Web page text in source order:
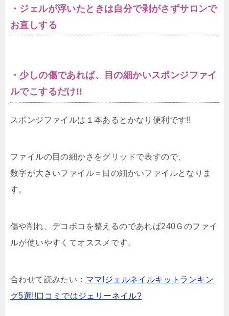
・ジェルが浮いたときは自分で剥がさずサロンで
お直しする
・少しの傷であれば、目の細かいスポンジファイ
ルでこするだけ!!
スポンジファイルは１本あるとかなり便利です!!
ファイルの目の細かさをグリッドで表すので、
数字が大きいファイル＝目の細かいファイルとなりま
す。
傷や削れ、デコボコを整えるのであれば240Ｇのファイ
ルが使いやすくてオススメです。
合わせて読みたい： ママ!ジェルネイルキットランキン
グ5選!!口コミではジェリーネイル?